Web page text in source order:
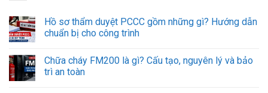
Hồ sơ thẩm duyệt PCCC gồm những gì? Hướng dẫn
chuẩn bị cho công trình
Chữa cháy FM200 là gì? Cấu tạo, nguyên lý và bảo
trì an toàn